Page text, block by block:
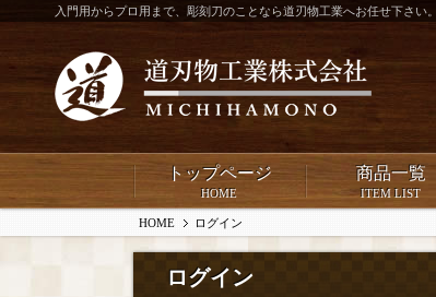
入門用からプロ用まで、彫刻刀のことなら道刃物工業へお任せ下さい。
トップページ
HOME
商品一覧
ITEM LIST
HOME ログイン
ログイン